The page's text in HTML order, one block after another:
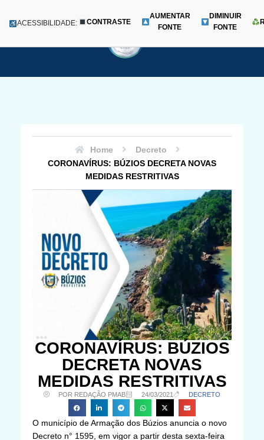
para
Menu
ACESSIBILIDADE: CONTRASTE
AUMENTAR
FONTE
DIMINUIR
FONTE
Home
Decreto
CORONAVÍRUS: BÚZIOS DECRETA NOVAS
MEDIDAS RESTRITIVAS
CORONAVÍRUS: BÚZIOS
DECRETA NOVAS
MEDIDAS RESTRITIVAS
POR REDAÇÃO PMAB 24/03/2021 DECRETO
O município de Armação dos Búzios anuncia o novo
Decreto n° 1595, em vigor a partir desta sexta-feira